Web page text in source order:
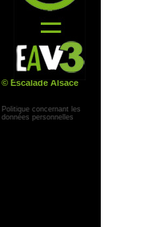
© Escalade Alsace
Politique concernant les
données personnelles